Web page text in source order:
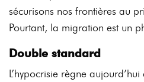
sécurisons nos frontières au
Pourtant, la migration est un
Double standard
L’hypocrisie règne